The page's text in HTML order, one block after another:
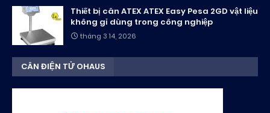
Thiết bị cân ATEX ATEX Easy Pesa 2GD vật liệu
không gỉ dùng trong công nghiệp
tháng 3 14, 2026
CÂN ĐIỆN TỬ OHAUS